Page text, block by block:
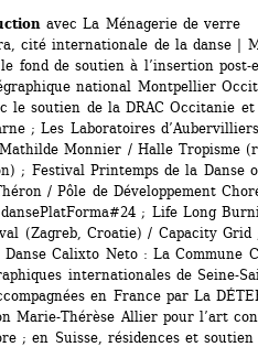
avec La Ménagerie de verre
cité internationale de la danse |
fond de soutien à l’insertion
national Montpellier
le soutien de la DRAC Occitanie
; Les Laboratoires
Monnier / Halle Tropisme
; Festival Printemps de la Danse
/ Pôle de Développement
; Life Long
(Zagreb, Croatie) / Capacity Grid
Calixto Neto : La Commune
internationales de Seine-
en France par La
Marie-Thérèse Allier pour l’art
; en Suisse, résidences et